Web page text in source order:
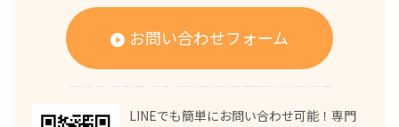
お問い合わせフォーム
LINEでも簡単にお問い合わせ可能！専門